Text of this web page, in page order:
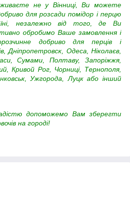
не у Вінниці, Ви можете
для розсади помідор і перцю
незалежно від того, де Ви
обробимо Ваше замовлення і
добриво для перців і
Дніпропетровск, Одеса, Ніколаєв,
Сумами, Полтаву, Запоріжжя,
Кривой Рог, Чорниці, Тернополя,
Ужгорода, Луцк або інший
допоможемо Вам зберегти
на городі!